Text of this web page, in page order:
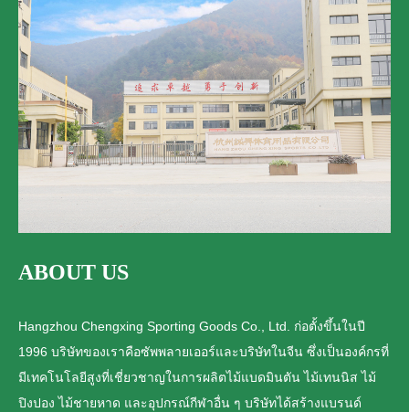
ABOUT US
Hangzhou Chengxing Sporting Goods Co., Ltd. ก่อตั้งขึ้นในปี
1996 บริษัทของเราคือซัพพลายเออร์และบริษัทในจีน ซึ่งเป็นองค์กรที่
มีเทคโนโลยีสูงที่เชี่ยวชาญในการผลิตไม้แบดมินตัน ไม้เทนนิส ไม้
ปิงปอง ไม้ชายหาด และอุปกรณ์กีฬาอื่น ๆ บริษัทได้สร้างแบรนด์